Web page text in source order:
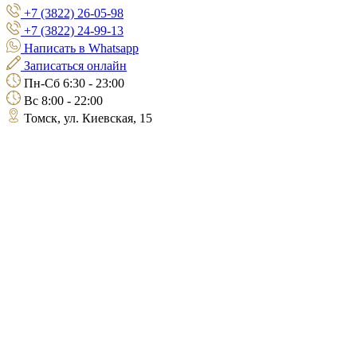
+7 (3822) 26-05-98
+7 (3822) 24-99-13
Написать в Whatsapp
Записаться онлайн
Пн-Сб 6:30 - 23:00
Вс 8:00 - 22:00
Томск, ул. Киевская, 15